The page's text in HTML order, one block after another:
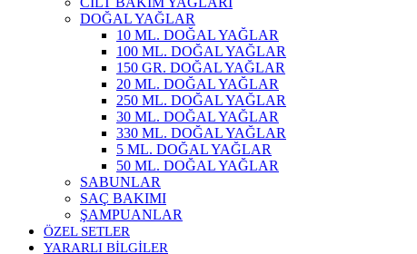
DOĞAL YAĞLAR
10 ML. DOĞAL YAĞLAR
100 ML. DOĞAL YAĞLAR
150 GR. DOĞAL YAĞLAR
20 ML. DOĞAL YAĞLAR
250 ML. DOĞAL YAĞLAR
30 ML. DOĞAL YAĞLAR
330 ML. DOĞAL YAĞLAR
5 ML. DOĞAL YAĞLAR
50 ML. DOĞAL YAĞLAR
SABUNLAR
SAÇ BAKIMI
ŞAMPUANLAR
ÖZEL SETLER
YARARLI BİLGİLER